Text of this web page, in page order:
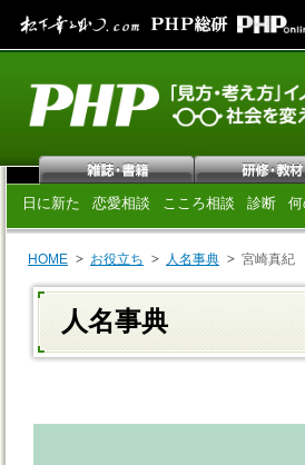
日に新た 恋愛相談 こころ相談 診断 何
HOME お役立ち 人名事典 宮崎真紀
人名事典